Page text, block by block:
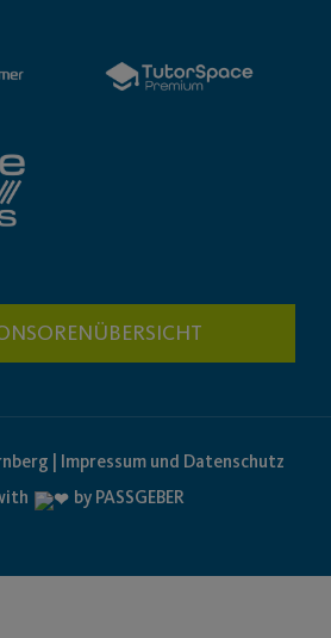
| Impressum und Datenschutz
by PASSGEBER